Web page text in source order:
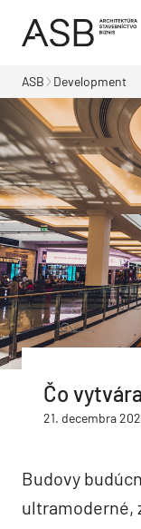
ASB Development
Čo
21. decembra
Budovy
ultramoderné,